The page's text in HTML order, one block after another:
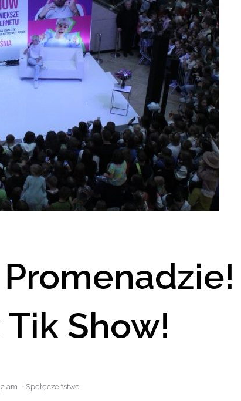
Show!
am , Społęczeństwo